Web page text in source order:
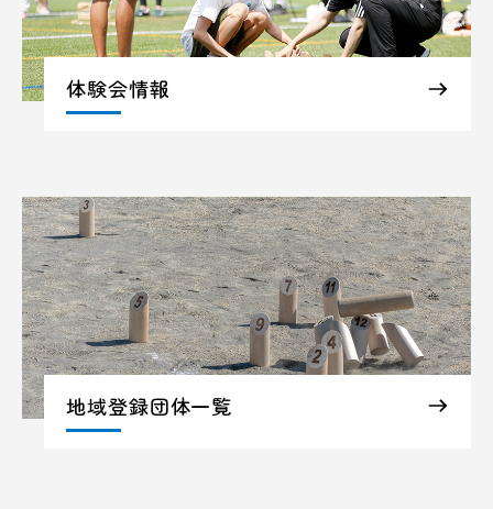
体験会情報
地域登録団体一覧